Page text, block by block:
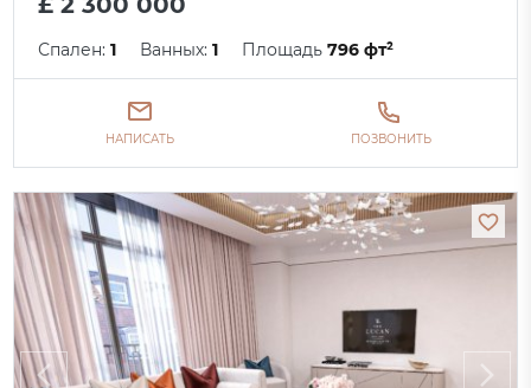
Спален:1 Ванных:1 Площадь796 фт²
НАПИСАТЬ ПОЗВОНИТЬ